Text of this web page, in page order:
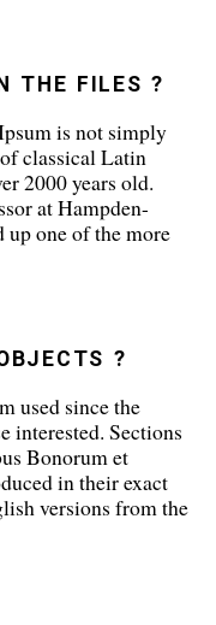
THE FILES ?
is not simply
classical Latin
2000 years old.
at Hampden-
one of the more
?
used since the
interested. Sections
Bonorum et
in their exact
versions from the